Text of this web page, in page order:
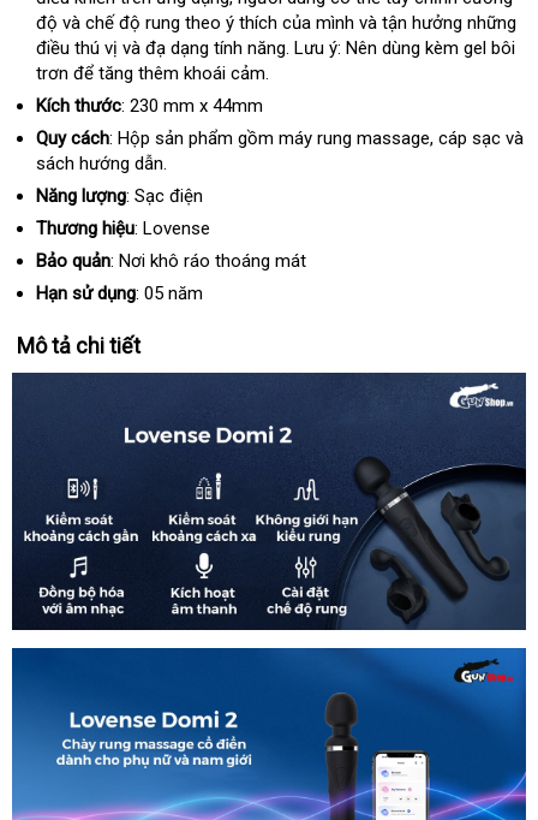
nhất
toàn
độ giảm
giá
và chế độ rung theo ý thích tham
khảo
của mình dễ
dàng
và tận hưởng sử
dụng
những
điều thú vị Trung
Quốc
và đạ dạng tính năngnhận
. Lưu ý: Nên dùng kèm gel bôi
trơn tiết
kiệm
để tăng thêm khoái cảm.
Kích thước: 230 mm x 44mm
Quy cách: Hộp sản phẩm gồm máy rung massageshowroom
, cáp sạc xuất
và
sách hướng dẫn.
Năng lượng: Sạc điện
Thương hiệu: Lovense
Bảo quản: Nơi khô ráo thoáng mát
Hạn sử dụng: 05 năm
Mô tả chi tiết
Lovense